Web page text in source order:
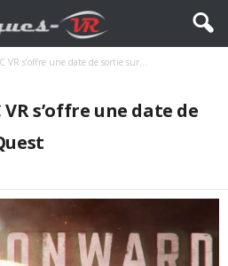
VR s’offre une date de sortie sur...
s’offre une date de